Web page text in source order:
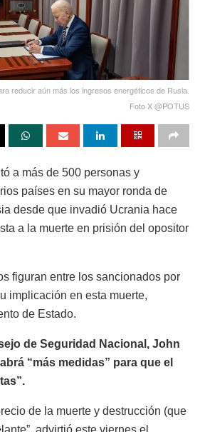
reducir aún más los ingresos energéticos de Rusia.
Foto X @POTUS
a más de 500 personas y
países en su mayor ronda de
desde que invadió Ucrania hace
a la muerte en prisión del opositor
figuran entre los sancionados por
implicación en esta muerte,
de Estado.
de Seguridad Nacional, John
“más medidas” para que el
de la muerte y destrucción (que
advirtió este viernes el